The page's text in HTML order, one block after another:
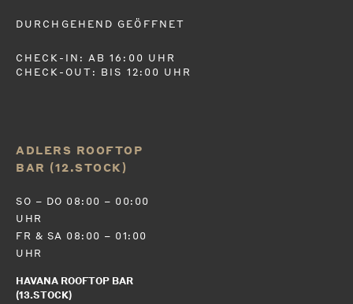
DURCHGEHEND GEÖFFNET
CHECK-IN: AB 16:00 UHR
CHECK-OUT: BIS 12:00 UHR
ADLERS ROOFTOP
BAR (12.STOCK)
SO – DO 08:00 – 00:00
UHR
FR & SA 08:00 – 01:00
UHR
HAVANA ROOFTOP BAR
(13.STOCK)